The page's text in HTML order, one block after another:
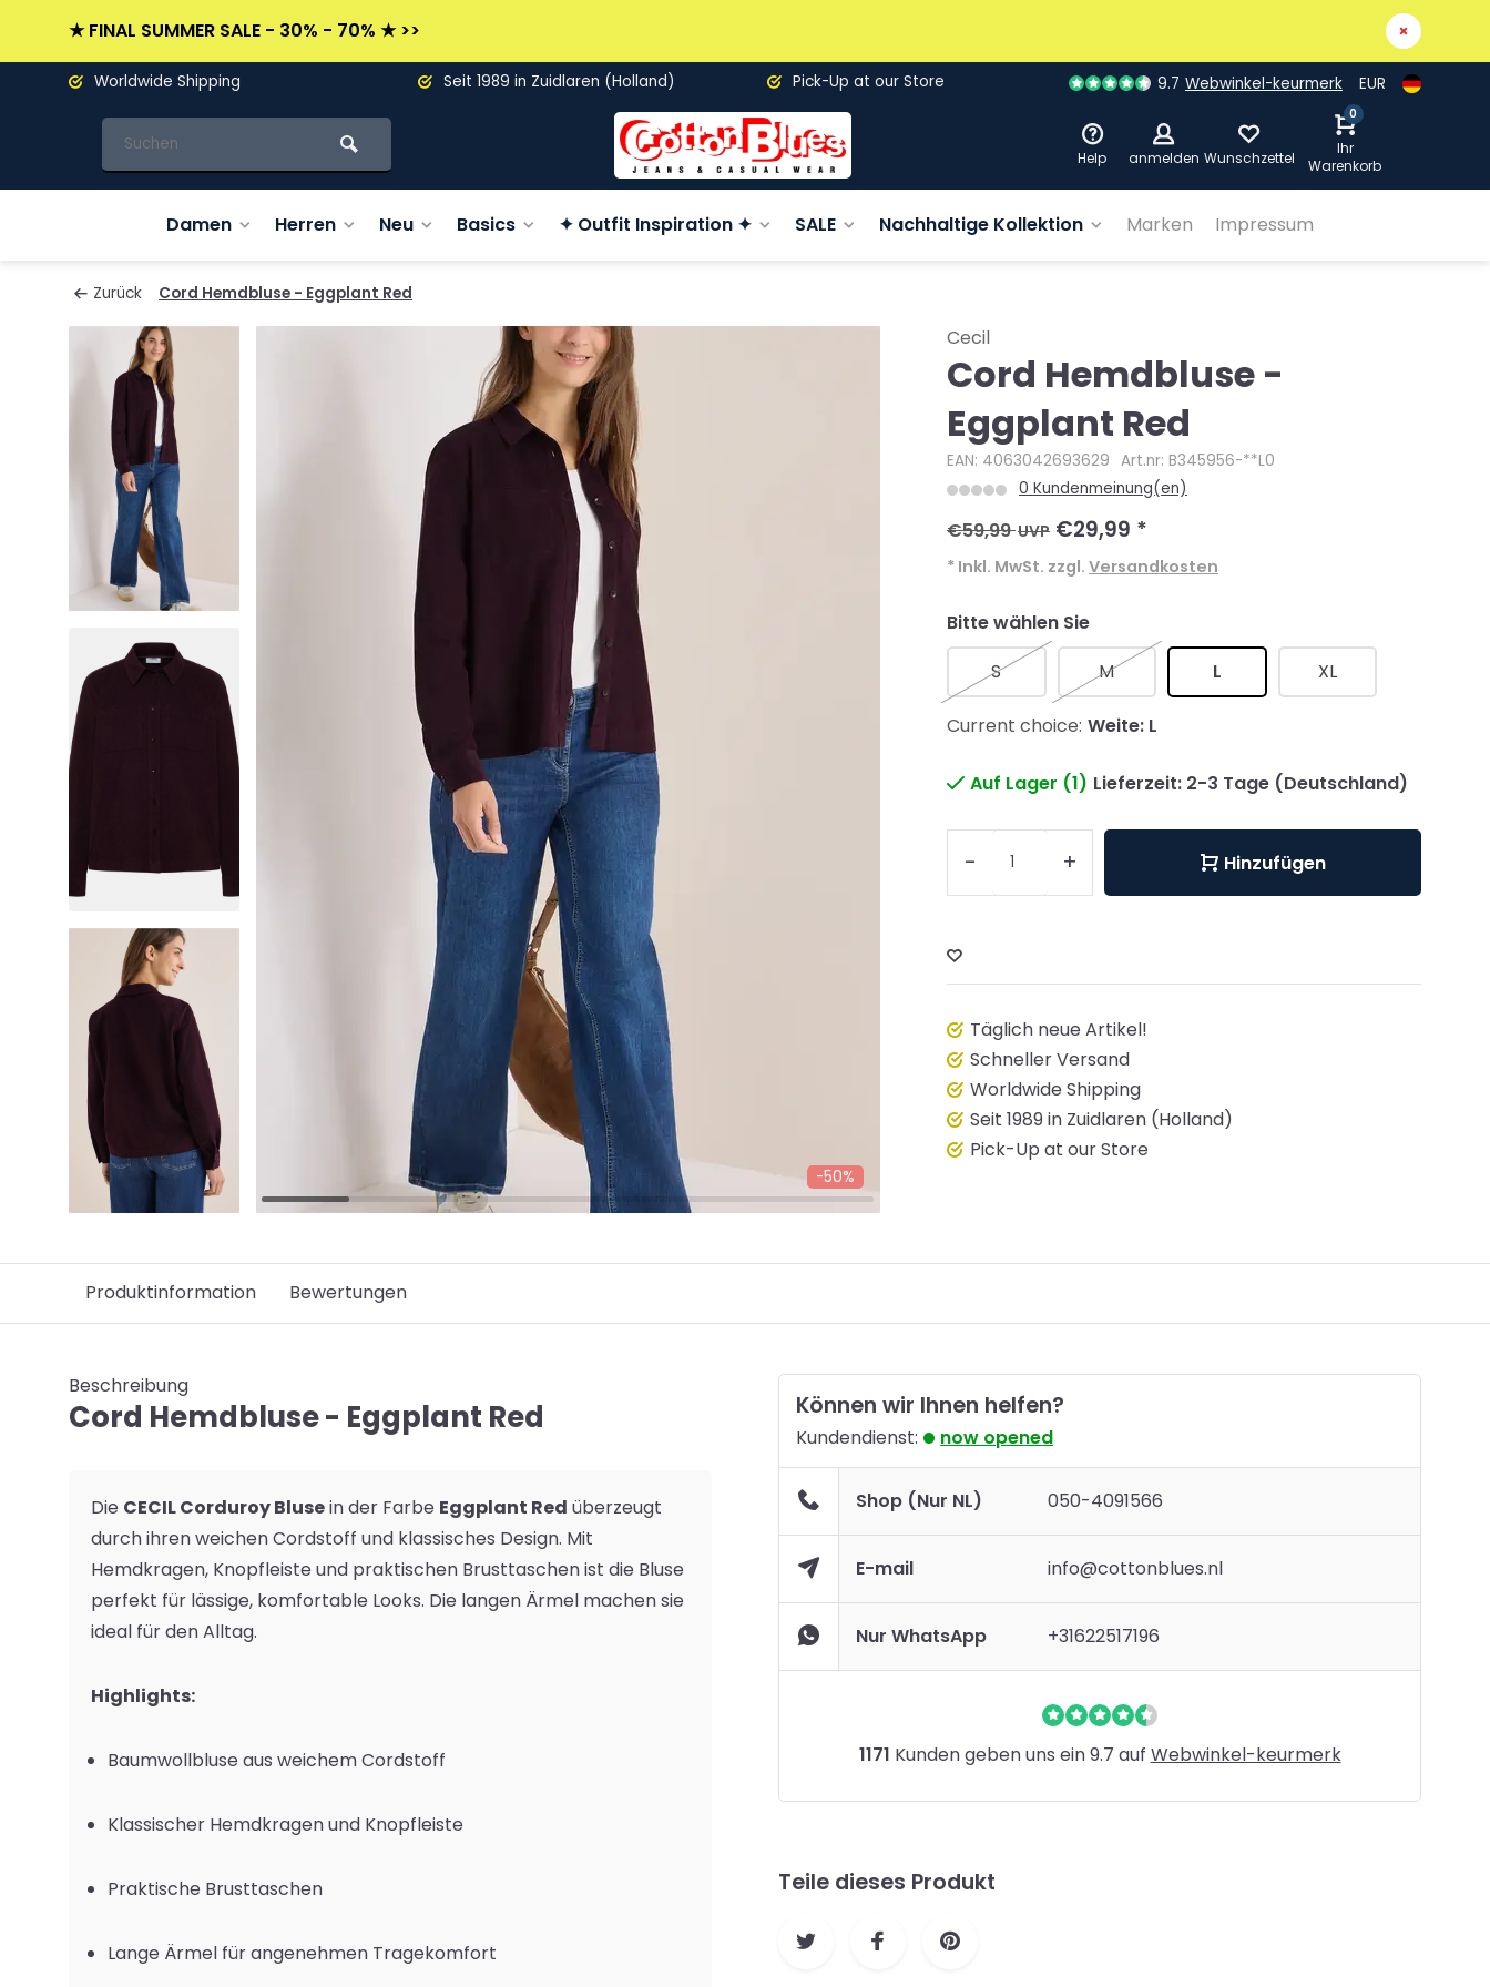
★ FINAL SUMMER SALE - 30% - 70% ★ >>
Worldwide Shipping Seit 1989 in Zuidlaren (Holland) Pick-Up at our Store 9.7 Webwinkel-keurmerk EUR
Help anmelden Wunschzettel
0
Ihr
Warenkorb
Damen Herren Neu Basics ✦ Outfit Inspiration ✦ SALE Nachhaltige Kollektion Marken Impressum
Zurück Cord Hemdbluse - Eggplant Red
-50%
Cecil
Cord Hemdbluse -
Eggplant Red
EAN: 4063042693629 Art.nr: B345956-**L0
0 Kundenmeinung(en)
€59,99UVP €29,99 *
* Inkl. MwSt. zzgl. Versandkosten
Bitte wählen Sie
S
M L XL
Current choice: Weite: L
Auf Lager (1) Lieferzeit: 2-3 Tage (Deutschland)
- + Hinzufügen
Täglich neue Artikel!
Schneller Versand
Worldwide Shipping
Seit 1989 in Zuidlaren (Holland)
Pick-Up at our Store
Produktinformation Bewertungen
Beschreibung
Cord Hemdbluse - Eggplant Red
Die CECIL Corduroy Blusein der Farbe Eggplant Red überzeugt
durch ihren weichen Cordstoff und klassisches Design. Mit
Hemdkragen, Knopfleiste und praktischen Brusttaschen ist die Bluse
perfekt für lässige, komfortable Looks. Die langen Ärmel machen sie
ideal für den Alltag.
Highlights:
Baumwollbluse aus weichem Cordstoff
Klassischer Hemdkragen und Knopfleiste
Praktische Brusttaschen
Lange Ärmel für angenehmen Tragekomfort
Können wir Ihnen helfen?
Kundendienst: now opened
Shop (Nur NL) 050-4091566
E-mail info@cottonblues.nl
Nur WhatsApp +31622517196
1171 Kunden geben uns ein 9.7 auf Webwinkel-keurmerk
Teile dieses Produkt